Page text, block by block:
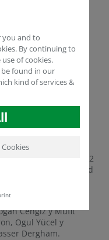
presentan esta
productos se
Turquía, del 22
magnífica oportunidad
al sector.
la presencia de
Cengiz y Müfit
Ogul Yücel y
Dergham.
and to
By continuing to
of cookies.
found in our
kind of services &